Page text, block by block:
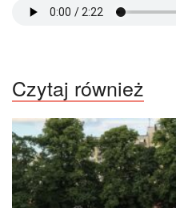
Czytaj również